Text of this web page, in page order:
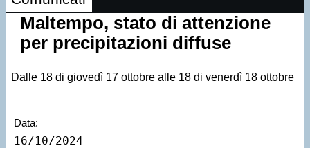
Maltempo, stato di attenzione
per precipitazioni diffuse
Dalle 18 di giovedì 17 ottobre alle 18 di venerdì 18 ottobre
Data:
16/10/2024